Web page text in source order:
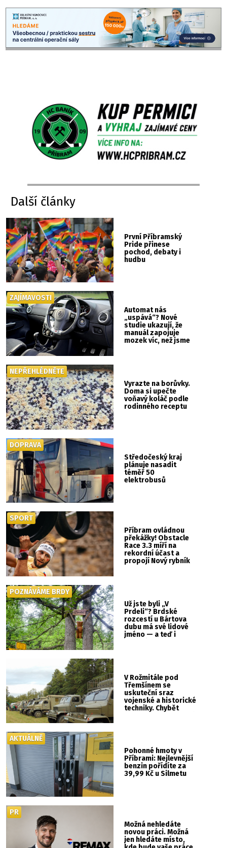
Další články
První Příbramský
Pride přinese
pochod, debaty i
hudbu
Automat nás
„uspává“? Nové
studie ukazují, že
manuál zapojuje
mozek víc, než jsme
ZAJÍMAVOSTI
Vyrazte na borůvky.
Doma si upečte
voňavý koláč podle
rodinného receptu
NEPŘEHLÉDNĚTE
Středočeský kraj
plánuje nasadit
téměř 50
elektrobusů
DOPRAVA
Příbram ovládnou
překážky! Obstacle
Race 3.3 míří na
rekordní účast a
propojí Nový rybník
SPORT
Už jste byli „V
Prdeli“? Brdské
rozcestí u Bártova
dubu má své lidové
jméno — a teď i
POZNÁVÁME BRDY
V Rožmitále pod
Třemšínem se
uskuteční sraz
vojenské a historické
techniky. Chybět
Pohonné hmoty v
Příbrami: Nejlevnější
benzin pořídíte za
39,99 Kč u Silmetu
AKTUÁLNĚ
Možná nehledáte
novou práci. Možná
jen hledáte místo,
PR